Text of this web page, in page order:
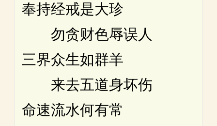
奉持经戒是大珍
勿贪财色辱误人
三界众生如群羊
来去五道身坏伤
命速流水何有常